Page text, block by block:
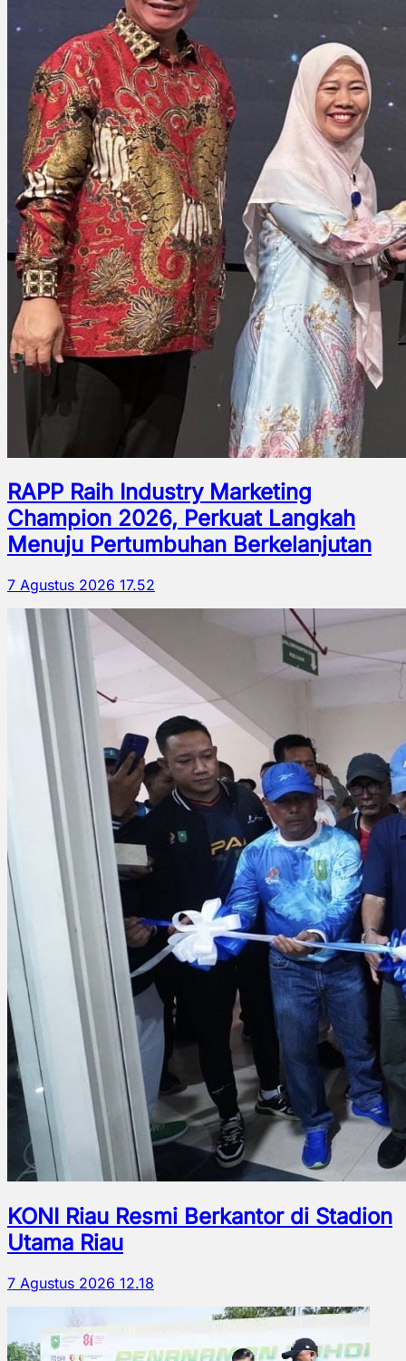
RAPP Raih Industry Marketing
Champion 2026, Perkuat Langkah
Menuju Pertumbuhan Berkelanjutan
7 Agustus 2026 17.52
KONI Riau Resmi Berkantor di Stadion
Utama Riau
7 Agustus 2026 12.18